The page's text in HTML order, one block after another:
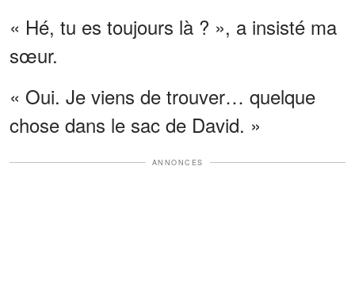
« Hé, tu es toujours là ? », a insisté ma
sœur.
« Oui. Je viens de trouver… quelque
chose dans le sac de David. »
ANNONCES